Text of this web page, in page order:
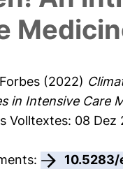
(2022)
in Intensive Care
Volltextes: 08 Dez